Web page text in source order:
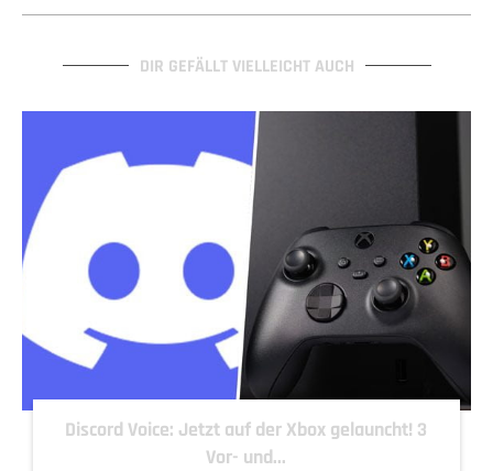
DIR GEFÄLLT VIELLEICHT AUCH
Discord Voice: Jetzt auf der Xbox gelauncht! 3
Vor- und...